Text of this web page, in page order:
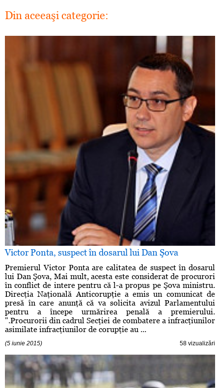
Din aceeaşi categorie:
Victor Ponta, suspect în dosarul lui Dan Şova
Premierul Victor Ponta are calitatea de suspect în dosarul
lui Dan Şova, Mai mult, acesta este considerat de procurori
în conflict de intere pentru că l-a propus pe Şova ministru.
Direcţia Naţională Anticorupţie a emis un comunicat de
presă în care anunţă că va solicita avizul Parlamentului
pentru a începe urmărirea penală a premierului.
".Procurorii din cadrul Secţiei de combatere a infracţiunilor
asimilate infracţiunilor de corupţie au ...
(5 iunie 2015) 58 vizualizări